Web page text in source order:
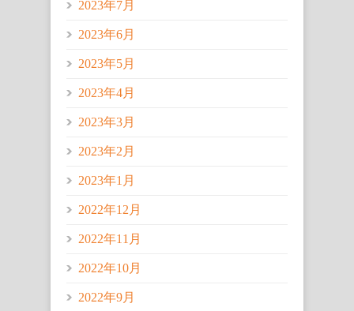
2023年7月
2023年6月
2023年5月
2023年4月
2023年3月
2023年2月
2023年1月
2022年12月
2022年11月
2022年10月
2022年9月